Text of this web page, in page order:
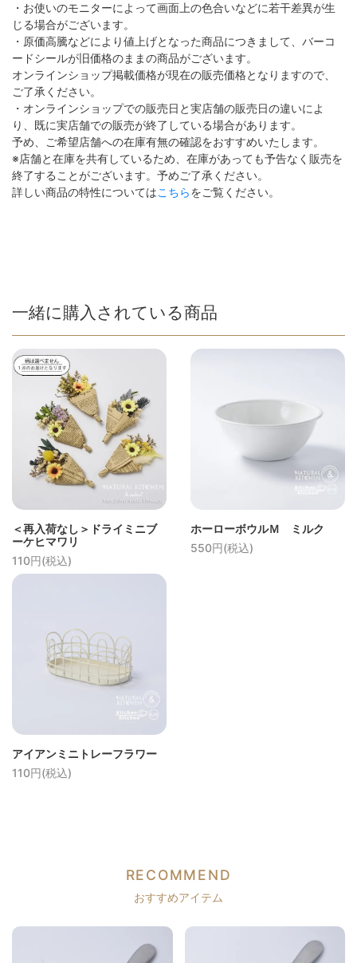
・お使いのモニターによって画面上の色合いなどに若干差異が生
じる場合がございます。
・原価高騰などにより値上げとなった商品につきまして、バーコ
ードシールが旧価格のままの商品がございます。
オンラインショップ掲載価格が現在の販売価格となりますので、
ご了承ください。
・オンラインショップでの販売日と実店舗の販売日の違いによ
り、既に実店舗での販売が終了している場合があります。
予め、ご希望店舗への在庫有無の確認をおすすめいたします。
※店舗と在庫を共有しているため、在庫があっても予告なく販売を
終了することがございます。予めご了承ください。
詳しい商品の特性についてはこちらをご覧ください。
一緒に購入されている商品
＜再入荷なし＞ドライミニブ
ーケヒマワリ
110円(税込)
ホーローボウルＭ ミルク
550円(税込)
アイアンミニトレーフラワー
110円(税込)
RECOMMEND
おすすめアイテム